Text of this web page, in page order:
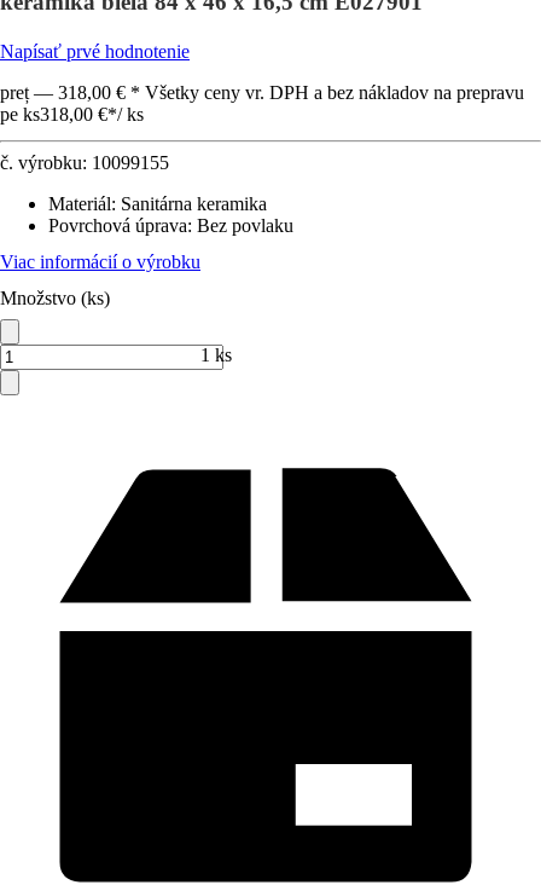
Napísať prvé hodnotenie
preț — 318,00 € * Všetky ceny vr. DPH a bez nákladov na prepravu
pe ks318,00 €*/ ks
č. výrobku: 10099155
Materiál: Sanitárna keramika
Povrchová úprava: Bez povlaku
Viac informácií o výrobku
Množstvo (ks)
1 ks